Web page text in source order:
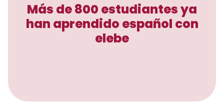
Más de 800 estudiantes ya
han aprendido español con
elebe